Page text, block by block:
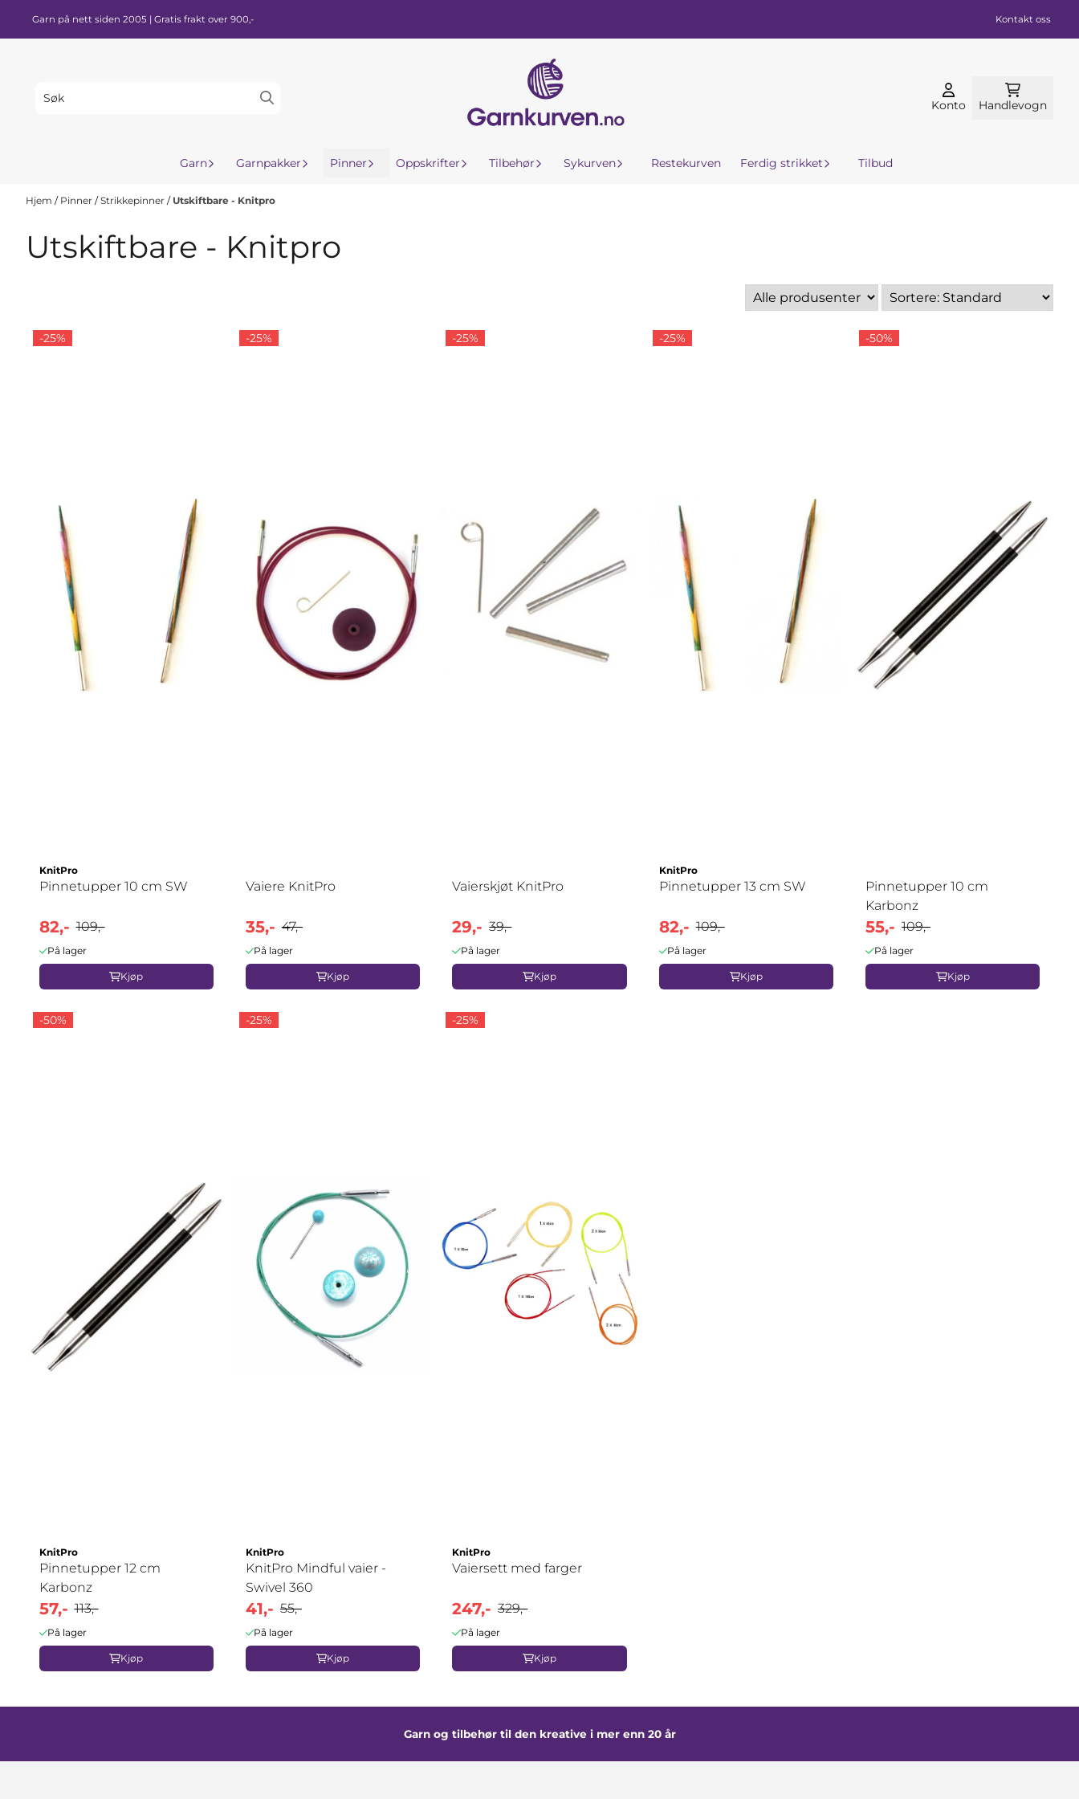
Hopp til innhold
Garn på nett siden 2005 | Gratis frakt over 900,- Kontakt oss
Konto Handlevogn
Garn Garnpakker Pinner Oppskrifter Tilbehør Sykurven Restekurven Ferdig strikket Tilbud
Hjem / Pinner /Strikkepinner / Utskiftbare - Knitpro
Utskiftbare - Knitpro
-25%
KnitPro
Pinnetupper 10 cm SW
82,- 109,-
På lager
Kjøp
-25%
Vaiere KnitPro
35,- 47,-
På lager
Kjøp
-25%
Vaierskjøt KnitPro
29,- 39,-
På lager
Kjøp
-25%
KnitPro
Pinnetupper 13 cm SW
82,- 109,-
På lager
Kjøp
-50%
Pinnetupper 10 cm
Karbonz
55,- 109,-
På lager
Kjøp
-50%
KnitPro
Pinnetupper 12 cm
Karbonz
57,- 113,-
På lager
Kjøp
-25%
KnitPro
KnitPro Mindful vaier -
Swivel 360
41,- 55,-
På lager
Kjøp
-25%
KnitPro
Vaiersett med farger
247,- 329,-
På lager
Kjøp
Garn og tilbehør til den kreative i mer enn 20 år